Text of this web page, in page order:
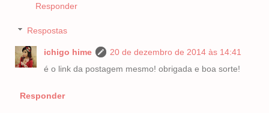
Responder
Respostas
ichigo hime
20 de dezembro de 2014 às 14:41
é o link da postagem mesmo! obrigada e boa sorte!
Responder